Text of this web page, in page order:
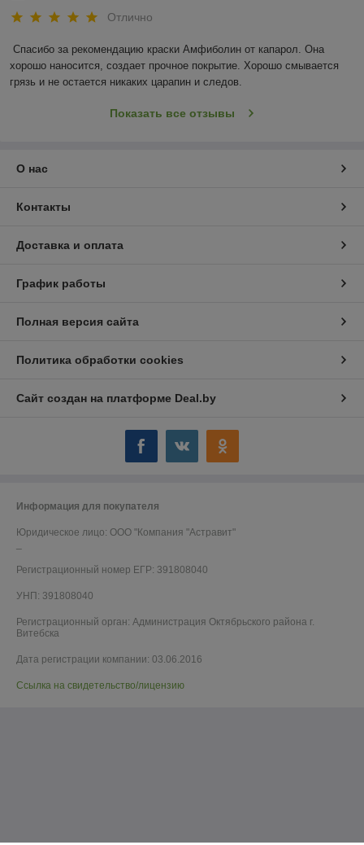
Отлично
Спасибо за рекомендацию краски Амфиболин от капарол. Она
хорошо наносится, создает прочное покрытие. Хорошо смывается
грязь и не остается никаких царапин и следов.
Показать все отзывы
О нас
Контакты
Доставка и оплата
График работы
Полная версия сайта
Политика обработки cookies
Сайт создан на платформе Deal.by
Информация для покупателя
Юридическое лицо: ООО "Компания "Астравит"
Регистрационный номер ЕГР: 391808040
УНП: 391808040
Регистрационный орган: Администрация Октябрьского района г.
Витебска
Дата регистрации компании: 03.06.2016
Ссылка на свидетельство/лицензию